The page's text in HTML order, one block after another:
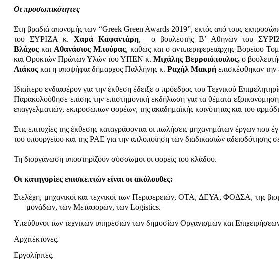
Οι προσωπικότητες
Στη βραδιά απονομής των “Greek Green Awards 2019”, εκτός από τους
του ΣΥΡΙΖΑ κ.Χαρά Καφαντάρη, ο βουλευτής Β’ Αθηνών του
Βλάχος και Αθανάσιος Μπούρας, καθώς και ο αντιπεριφερειάρχης Βορείου
και Ορυκτών Πρώτων Υλών του ΥΠΕΝ κ.Μιχάλης Βερροιόπουλος,ο
Λιάκος και η υποψήφια δήμαρχος Παλλήνης κ. Ραχήλ Μακρή επισκέφθηκαν
Ιδιαίτερο ενδιαφέρον για την έκθεση έδειξε ο πρόεδρος του Τεχνικού
Παρακολούθησε επίσης την επιστημονική εκδήλωση για τα θέματα
επαγγελματιών, εκπροσώπων φορέων, της ακαδημαϊκής κοινότητας και του
Στις επιτυχίες της έκθεσης καταγράφονται οι πωλήσεις μηχανημάτων έργων
του υπουργείου και της ΡΑΕ για την απλοποίηση των διαδικασιών αδειοδότησης
Τη διοργάνωση υποστηρίζουν σύσσωμοι οι φορείς του κλάδου.
Οι κατηγορίες επισκεπτών είναι οι ακόλουθες:
Στελέχη, μηχανικοί και τεχνικοί των Περιφερειών, ΟΤΑ, ΔΕΥΑ, ΦΟΔΣΑ, της
μονάδων, των Μεταφορών, των Logistics.
Υπεύθυνοι των τεχνικών υπηρεσιών των δημοσίων Οργανισμών και
Αρχιτέκτονες.
Εργολήπτες.